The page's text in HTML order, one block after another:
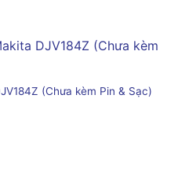
(Chưa kèm Pin & Sạc)